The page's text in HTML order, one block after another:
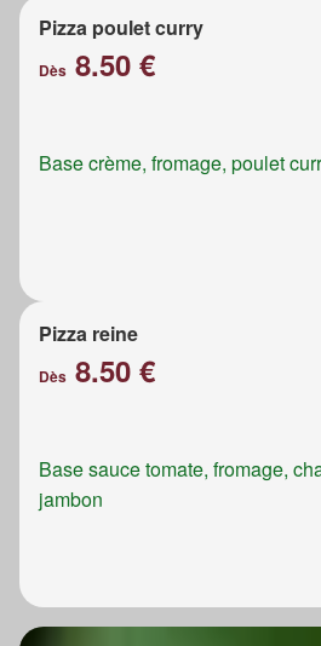
Pizza poulet curry
Dès 8.50 €
Base crème, fromage, poulet
Pizza reine
Dès 8.50 €
Base sauce tomate, fromage,
jambon